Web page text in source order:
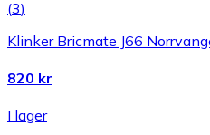
(3)
Klinker Bricmate J66
820 kr
I lager